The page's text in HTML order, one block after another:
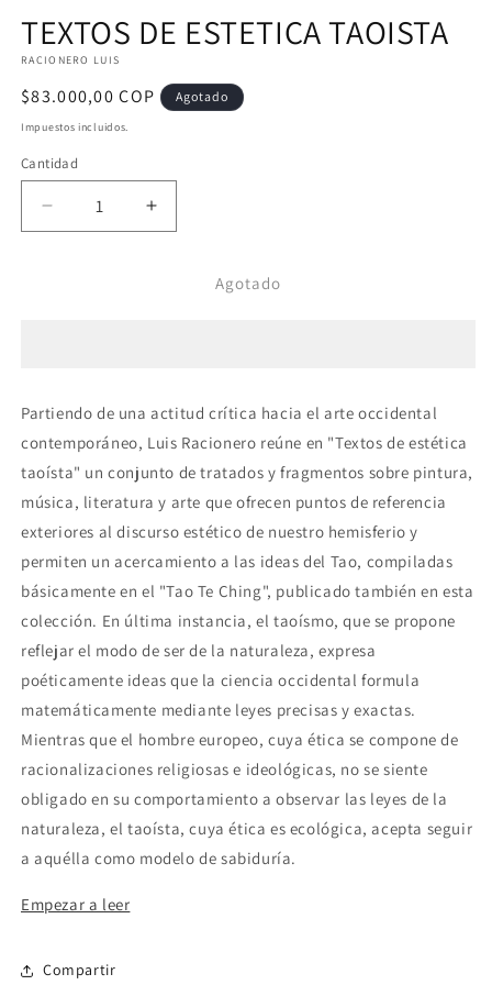
multimedia
en
ventana
TEXTOS DE ESTETICA TAOISTA
RACIONERO LUIS
Precio
habitual
$83.000,00 COP Agotado
Impuestos incluidos.
Cantidad
Reducir
cantidad
Aumentar
cantidad
TEXTOSAgotado
Partiendo de una actitud crítica hacia el arte occidental
contemporáneo, Luis Racionero reúne en "Textos de estética
taoísta" un conjunto de tratados y fragmentos sobre pintura,
música, literatura y arte que ofrecen puntos de referencia
exteriores al discurso estético de nuestro hemisferio y
permiten un acercamiento a las ideas del Tao, compiladas
básicamente en el "Tao Te Ching", publicado también en esta
colección. En última instancia, el taoísmo, que se propone
reflejar el modo de ser de la naturaleza, expresa
poéticamente ideas que la ciencia occidental formula
matemáticamente mediante leyes precisas y exactas.
Mientras que el hombre europeo, cuya ética se compone de
racionalizaciones religiosas e ideológicas, no se siente
obligado en su comportamiento a observar las leyes de la
naturaleza, el taoísta, cuya ética es ecológica, acepta seguir
a aquélla como modelo de sabiduría.
Empezar a leer
Compartir